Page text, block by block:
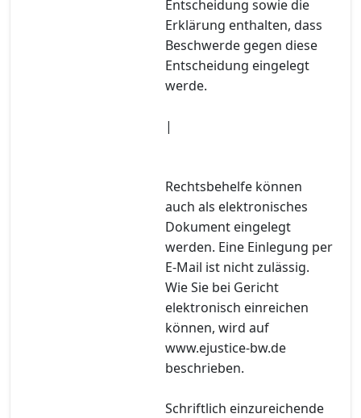
Entscheidung sowie die
Erklärung enthalten, dass
Beschwerde gegen diese
Entscheidung eingelegt
werde.
|
Rechtsbehelfe können
auch als elektronisches
Dokument eingelegt
werden. Eine Einlegung per
E-Mail ist nicht zulässig.
Wie Sie bei Gericht
elektronisch einreichen
können, wird auf
www.ejustice-bw.de
beschrieben.
Schriftlich einzureichende